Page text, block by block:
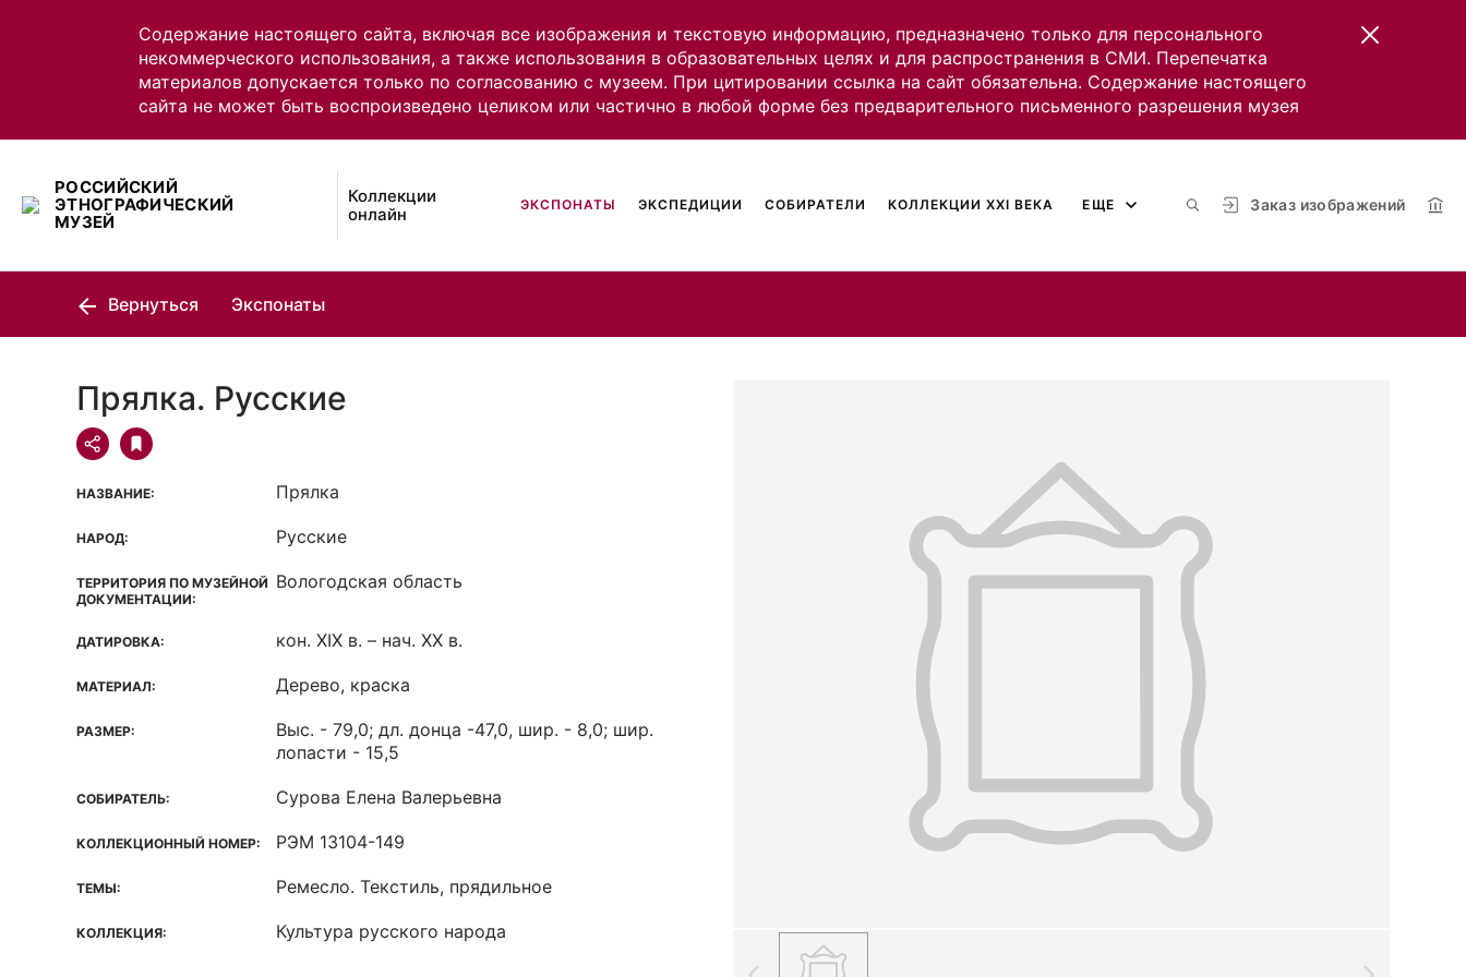
Содержание настоящего сайта, включая все изображения и текстовую информацию, предназначено только для персонального
некоммерческого использования, а также использования в образовательных целях и для распространения в СМИ. Перепечатка
материалов допускается только по согласованию с музеем. При цитировании ссылка на сайт обязательна. Содержание настоящего
сайта не может быть воспроизведено целиком или частично в любой форме без предварительного письменного разрешения музея
РОССИЙСКИЙ
ЭТНОГРАФИЧЕСКИЙ
МУЗЕЙ
Коллекции
онлайн
Заказ изображений
ЭКСПОНАТЫ ЭКСПЕДИЦИИ СОБИРАТЕЛИ КОЛЛЕКЦИИ XXI ВЕКА ЕЩЕ
Вернуться Экспонаты
Прялка. Русские
НАЗВАНИЕ: Прялка
НАРОД: Русские
ТЕРРИТОРИЯ ПО МУЗЕЙНОЙ
ДОКУМЕНТАЦИИ:
Вологодская область
ДАТИРОВКА: кон. XIX в. – нач. XX в.
МАТЕРИАЛ: Дерево, краска
РАЗМЕР:
Выс. - 79,0; дл. донца -47,0, шир. - 8,0; шир.
лопасти - 15,5
СОБИРАТЕЛЬ: Сурова Елена Валерьевна
КОЛЛЕКЦИОННЫЙ НОМЕР: РЭМ 13104-149
ТЕМЫ: Ремесло. Текстиль, прядильное
КОЛЛЕКЦИЯ: Культура русского народа